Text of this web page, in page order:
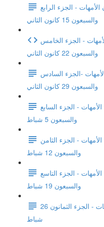
- الجزء الرابع
والسبعون 15 كانون الثاني
- الجزء الخامس
والسبعون 22 كانون الثاني
-الجزء السادس
والسبعون 29 كانون الثاني
- الجزء السابع
والسبعون 5 شباط
- الجزء الثامن
والسبعون 12 شباط
- الجزء التاسع
والسبعون 19 شباط
جلسة الدعم - أمهات يساعدن الأمهات - الجزء الثمانون 26
شباط